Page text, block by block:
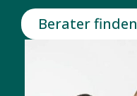
Berater finden